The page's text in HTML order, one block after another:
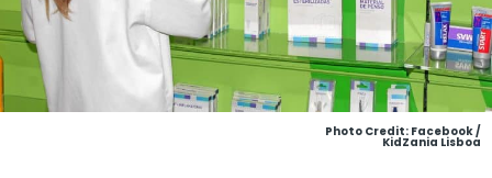
Photo Credit: Facebook /
KidZania Lisboa